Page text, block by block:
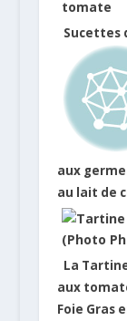
Sucettes
aux
au lait de
La
aux
Foie Gras